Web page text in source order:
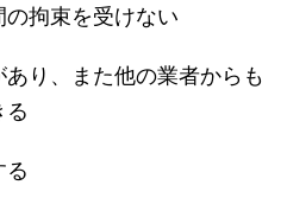
の拘束を受けない
あり、また他の業者からも
る
る